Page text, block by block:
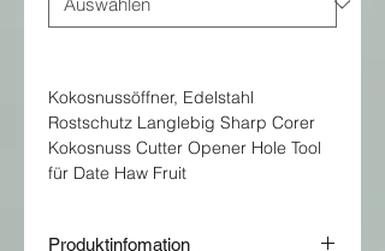
Kokosnussöffner, Edelstahl
Rostschutz Langlebig Sharp Corer
Kokosnuss Cutter Opener Hole Tool
für Date Haw Fruit
Produktinfomation